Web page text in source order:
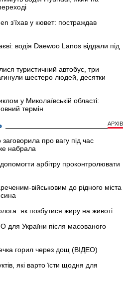
з'їхав у кювет: постраждав
водія Daewoo Lanos віддали під
туристичний автобус, три
шестеро людей, десятки
у Миколаївській області:
термін
АРХІВ
заговорила про вагу під час
набрала
арбітру проконтролювати
військовим до рідного міста
як позбутися жиру на животі
для України після масованого
горил через дощ (ВІДЕО)
які варто їсти щодня для